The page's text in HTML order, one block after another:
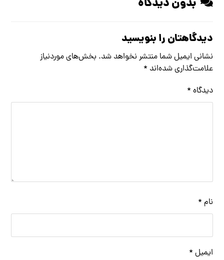
بدون دیدگاه
دیدگاهتان را بنویسید
نشانی ایمیل شما منتشر نخواهد شد. بخش‌های موردنیاز
علامت‌گذاری شده‌اند *
دیدگاه *
نام *
ایمیل *